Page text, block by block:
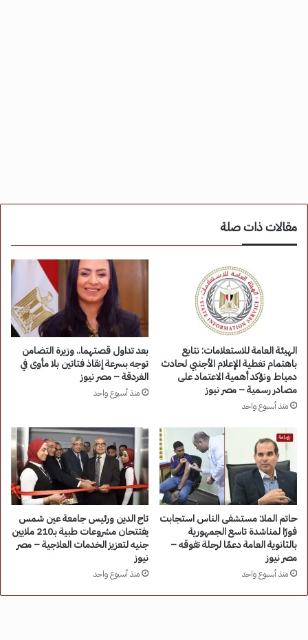
مقالات ذات صلة
الهيئة العامة للاستعلامات: نتابع
باهتمام تغطية الإعلام الأجنبي لحادث
دمياط ونؤكد أهمية الاعتماد على
مصادر رسمية – مصر نيوز
منذ أسبوع واحد
بعد تداول قصتهما.. وزيرة التضامن
توجه بسرعة إنقاذ فتاتين بلا مأوى في
الغردقة – مصر نيوز
منذ أسبوع واحد
حاتم الملا: مستشفى الناس استجابت
فورًا لمناشدة تاسع الجمهورية
بالثانوية العامة دعمًا لرحلة تفوقه –
مصر نيوز
منذ أسبوع واحد
تاج الدين ورئيس جامعة عين شمس
يفتتحان مشروعات طبية بـ210 ملايين
جنيه لتعزيز الخدمات العلاجية – مصر
نيوز
منذ أسبوع واحد